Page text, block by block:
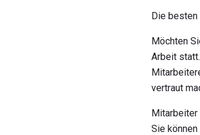
Die
Möchten
Arbeit
vertraut
Mitarbeiter
Sie